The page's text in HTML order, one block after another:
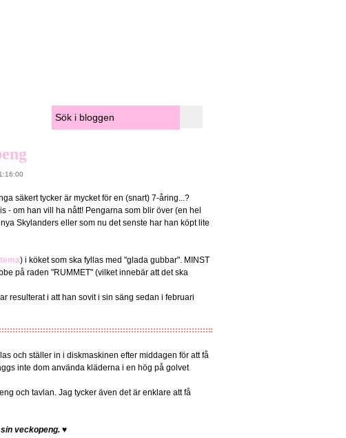
säkert tycker är mycket för en (snart) 7-åring...?
- om han vill ha nått! Pengarna som blir över (en hel
Skylanders eller som nu det senste har han köpt lite
) i köket som ska fyllas med "glada gubbar". MINST
på raden "RUMMET" (vilket innebär att det ska
resulterat i att han sovit i sin säng sedan i februari
och ställer in i diskmaskinen efter middagen för att få
inte dom använda kläderna i en hög på golvet
och tavlan. Jag tycker även det är enklare att få
veckopeng. ♥